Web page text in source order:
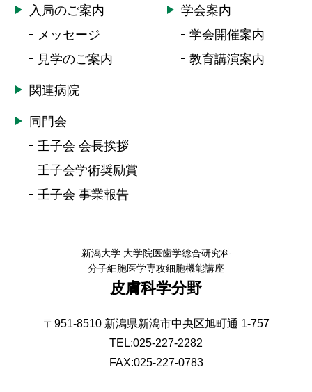
入局のご案内
メッセージ
見学のご案内
学会案内
学会開催案内
教育講演案内
関連病院
同門会
壬子会 会長挨拶
壬子会学術奨励賞
壬子会 事業報告
新潟大学 大学院医歯学総合研究科
分子細胞医学専攻細胞機能講座
皮膚科学分野
〒951-8510 新潟県新潟市中央区旭町通 1-757
TEL:025-227-2282
FAX:025-227-0783